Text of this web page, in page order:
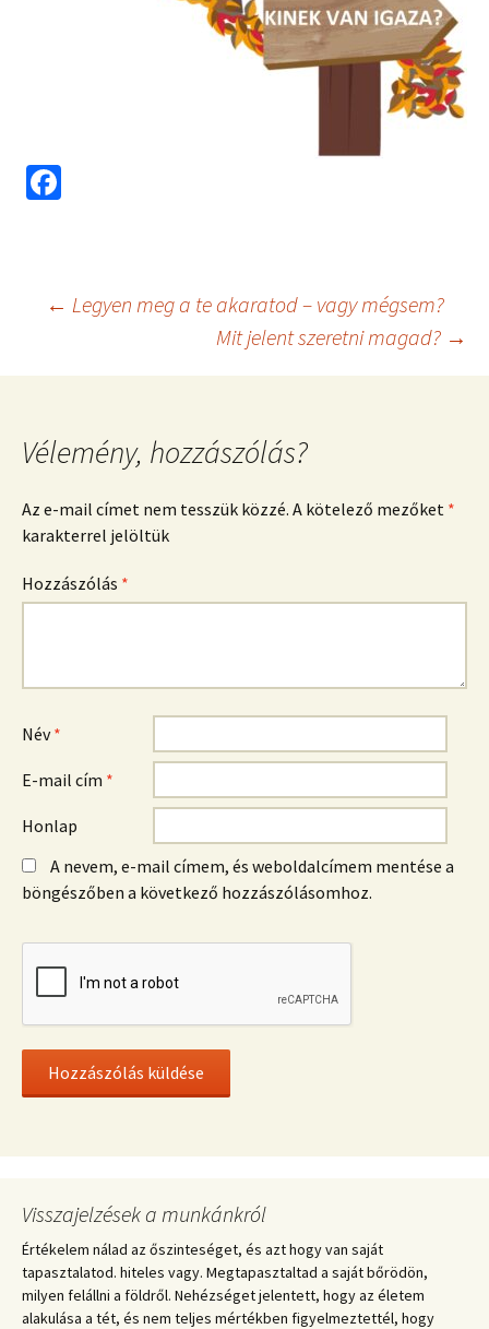
o
o
Bejegyzés
navigáció
← Legyen meg a te akaratod – vagy mégsem?
Mit jelent szeretni magad? →
Vélemény, hozzászólás?
Az e-mail címet nem tesszük közzé. A kötelező mezőket *
karakterrel jelöltük
Hozzászólás *
Név*
E-mail cím *
Honlap
A nevem, e-mail címem, és weboldalcímem mentése a
böngészőben a következő hozzászólásomhoz.
Visszajelzések a munkánkról
Értékelem nálad az őszinteséget, és azt hogy van saját
tapasztalatod. hiteles vagy. Megtapasztaltad a saját bőrödön,
milyen felállni a földről. Nehézséget jelentett, hogy az életem
alakulása a tét, és nem teljes mértékben figyelmeztettél, hogy